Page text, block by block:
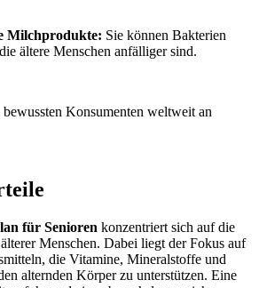
Milchprodukte: Sie können Bakterien
ältere Menschen anfälliger sind.
Konsumenten weltweit an
für Senioren konzentriert sich auf die
Menschen. Dabei liegt der Fokus auf
die Vitamine, Mineralstoffe und
alternden Körper zu unterstützen. Eine